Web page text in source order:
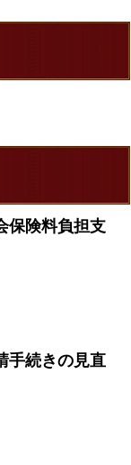
保険料負担支
手続きの見直